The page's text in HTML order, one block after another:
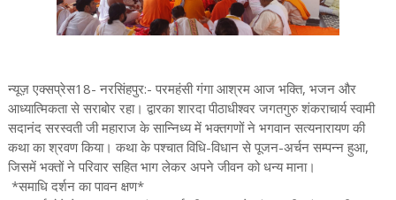
न्यूज़ एक्सप्रेस18- नरसिंहपुर:- परमहंसी गंगा आश्रम आज भक्ति, भजन और
आध्यात्मिकता से सराबोर रहा। द्वारका शारदा पीठाधीश्वर जगतगुरु शंकराचार्य स्वामी
सदानंद सरस्वती जी महाराज के सान्निध्य में भक्तगणों ने भगवान सत्यनारायण की
कथा का श्रवण किया। कथा के पश्चात विधि-विधान से पूजन-अर्चन सम्पन्न हुआ,
जिसमें भक्तों ने परिवार सहित भाग लेकर अपने जीवन को धन्य माना।
*समाधि दर्शन का पावन क्षण*